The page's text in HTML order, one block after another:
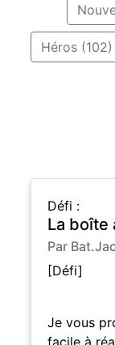
Héros (102)
Défi :
La boîte
Par
[Défi]
Je vous
facile à